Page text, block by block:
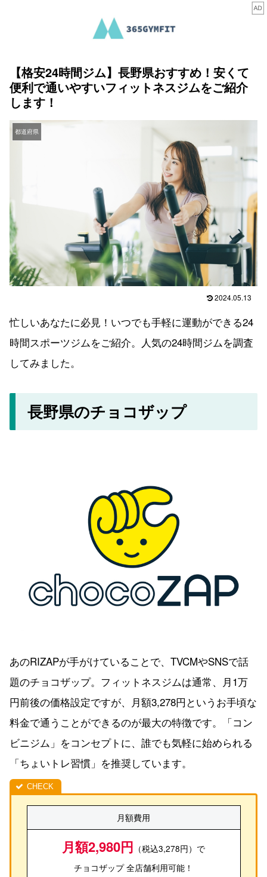
【格安24時間ジム】長野県おすすめ！安くて
便利で通いやすいフィットネスジムをご紹介
します！
都道府県
2024.05.13
忙しいあなたに必見！いつでも手軽に運動ができる24
時間スポーツジムをご紹介。人気の24時間ジムを調査
してみました。
長野県のチョコザップ
あのRIZAPが手がけていることで、TVCMやSNSで話
題のチョコザップ。フィットネスジムは通常、月1万
円前後の価格設定ですが、月額3,278円というお手頃な
料金で通うことができるのが最大の特徴です。「コン
ビニジム」をコンセプトに、誰でも気軽に始められる
「ちょいトレ習慣」を推奨しています。
月額費用
月額2,980円 （税込3,278円）で
チョコザップ 全店舗利用可能！